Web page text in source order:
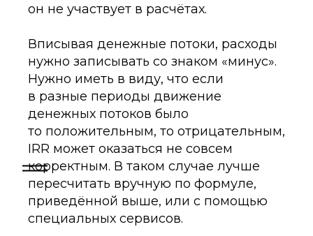
он не участвует в расчётах.
Вписывая денежные потоки, расходы
нужно записывать со знаком «минус».
Нужно иметь в виду, что если
в разные периоды движение
денежных потоков было
то положительным, то отрицательным,
IRR может оказаться не совсем
корректным. В таком случае лучше
пересчитать вручную по формуле,
приведённой выше, или с помощью
специальных сервисов.